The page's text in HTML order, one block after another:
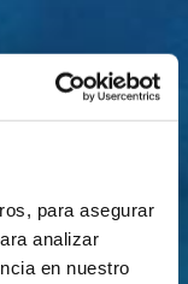
para asegurar
analizar
en nuestro